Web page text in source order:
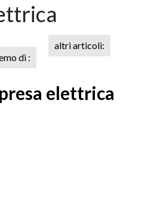
di :
altri articoli:
elettrica